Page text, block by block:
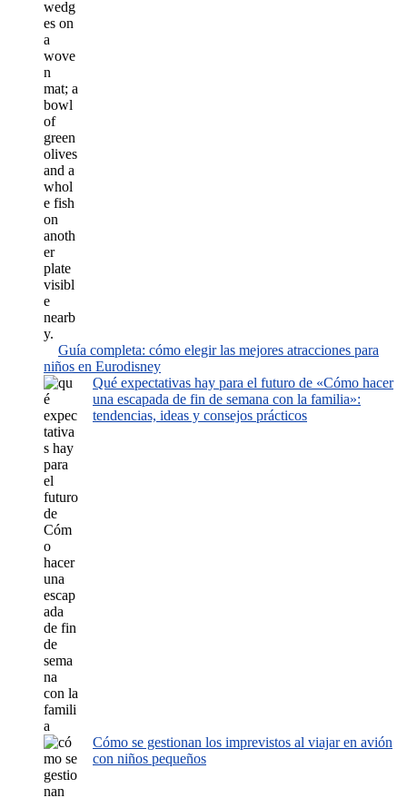
Guía completa: cómo elegir las mejores atracciones para
niños en Eurodisney
Qué expectativas hay para el futuro de «Cómo hacer
una escapada de fin de semana con la familia»:
tendencias, ideas y consejos prácticos
Cómo se gestionan los imprevistos al viajar en avión
con niños pequeños